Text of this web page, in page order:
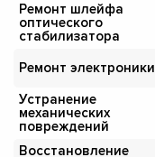
Ремонт шлейфа
оптического
стабилизатора
Ремонт электроники
Устранение
механических
повреждений
Восстановление